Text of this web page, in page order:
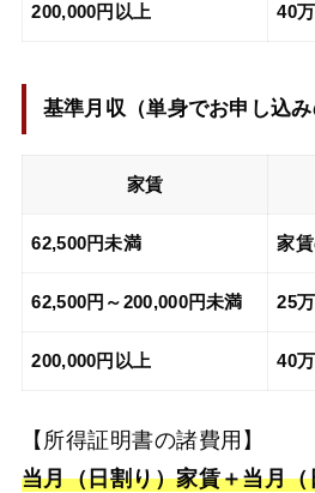
200,000円以上 40
基準月収（単身でお申し込
家賃
62,500円未満 家
62,500円～200,000円未満 25
200,000円以上 40
【所得証明書の諸費用】
当月（日割り）家賃＋当月